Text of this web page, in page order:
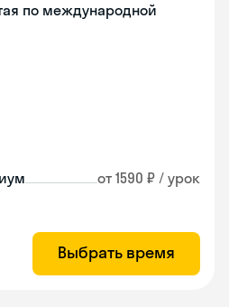
по международной
от 1590 ₽ / урок
Выбрать время